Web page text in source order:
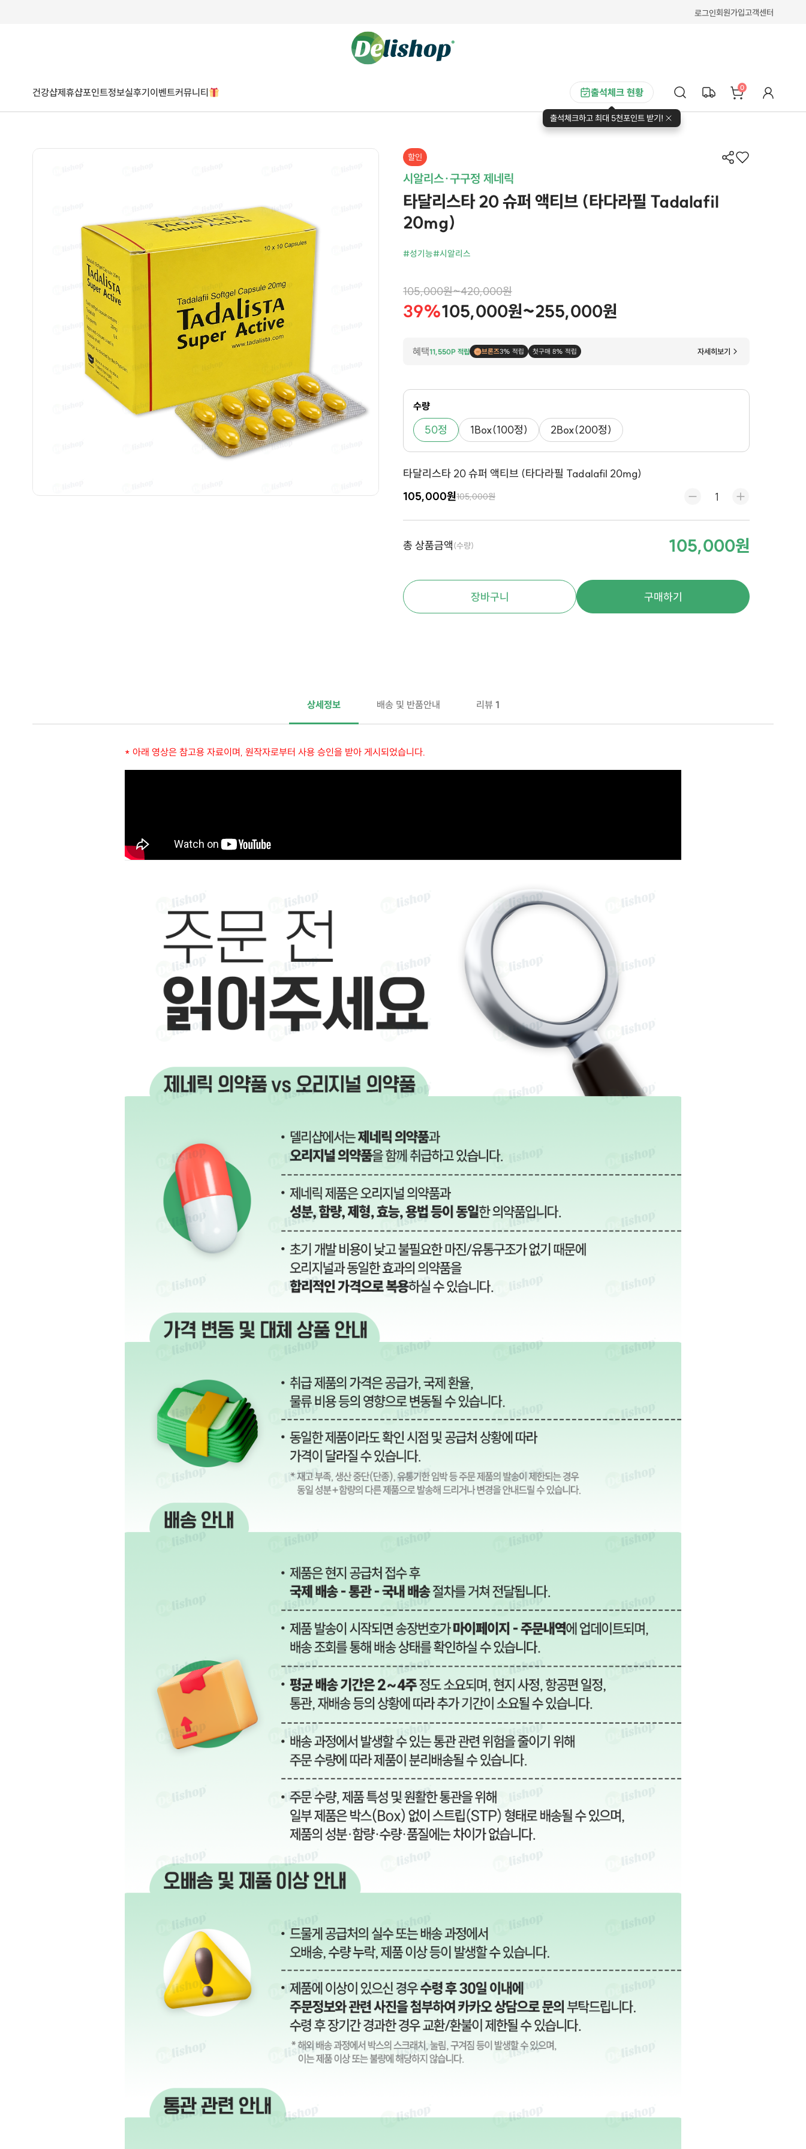
로그인회원가입고객센터
출석체크 현황
출석체크하고 최대 5천포인트 받기!
0
건강샵제휴샵포인트정보실후기이벤트커뮤니티
할인
시알리스·구구정 제네릭
타달리스타 20 슈퍼 액티브 (타다라필 Tadalafil
20mg)
#성기능#시알리스
105,000원~420,000원
39%105,000원~255,000원
혜택11,550P 적립 브론즈3% 적립 첫구매 8% 적립 자세히보기
수량
50정 1Box(100정) 2Box(200정)
타달리스타 20 슈퍼 액티브 (타다라필 Tadalafil 20mg)
105,000원105,000원
총 상품금액(수량) 105,000원
장바구니 구매하기
상세정보 배송 및 반품안내 리뷰 1
* 아래 영상은 참고용 자료이며, 원작자로부터 사용 승인을 받아 게시되었습니다.